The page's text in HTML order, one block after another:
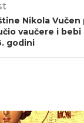
Nikola
vaučere i bebi
godini